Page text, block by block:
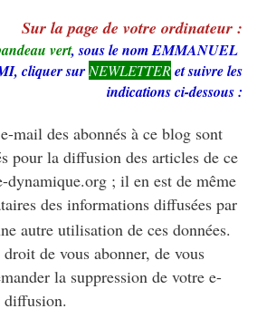
Sur la page de votre ordinateur :
vert, sous le nom EMMANUEL
cliquer sur NEWLETTERet suivre les
indications ci-dessous :
mail des abonnés à ce blog sont
pour la diffusion des articles de ce
; il en est de même
des informations diffusées par
autre utilisation de ces données.
de vous abonner, de vous
la suppression de votre e-
diffusion.